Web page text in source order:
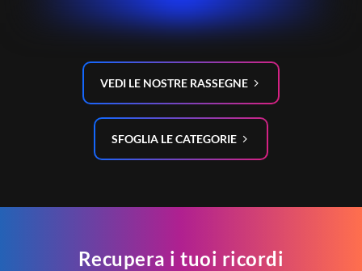
VEDI LE NOSTRE RASSEGNE
SFOGLIA LE CATEGORIE
Recupera i tuoi ricordi